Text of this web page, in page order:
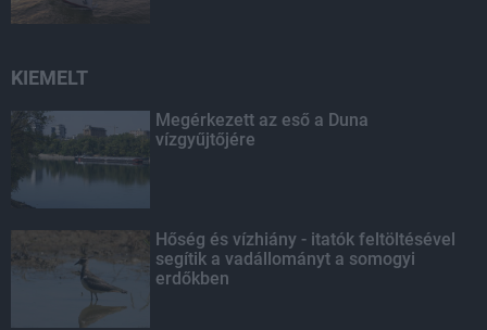
KIEMELT
Megérkezett az eső a Duna
vízgyűjtőjére
Hőség és vízhiány - itatók feltöltésével
segítik a vadállományt a somogyi
erdőkben